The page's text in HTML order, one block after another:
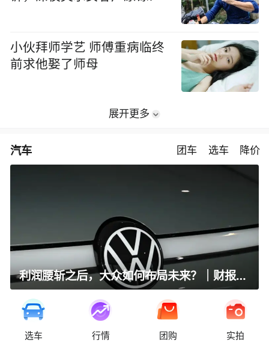
小伙拜师学艺 师傅重病临终
前求他娶了师母
展开更多
汽车 团车 选车 降价
利润腰斩之后，大众如何布局未来？｜财报全视角
选车 行情 团购 实拍